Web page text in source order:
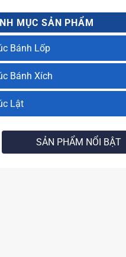
MỤC SẢN PHẨM
Bánh Lốp
Bánh Xích
Lật
SẢN PHẨM NỔI BẬT